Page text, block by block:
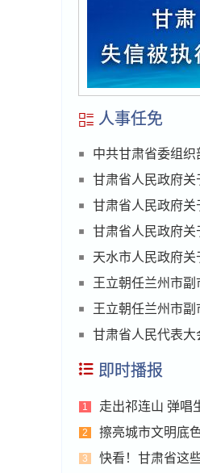
人事任免
中共甘肃省委组织
志任前公示的公告
甘肃省人民政府
任免的通知
甘肃省人民政府
职的通知
甘肃省人民政府
职、肖春等同志职
天水市人民政府
免的通知
王立朝任兰州市
王立朝任兰州市
甘肃省人民代表
任命名单
即时播报
1 走出祁连山 弹
2 擦亮城市文明底
3 快看！甘肃省这